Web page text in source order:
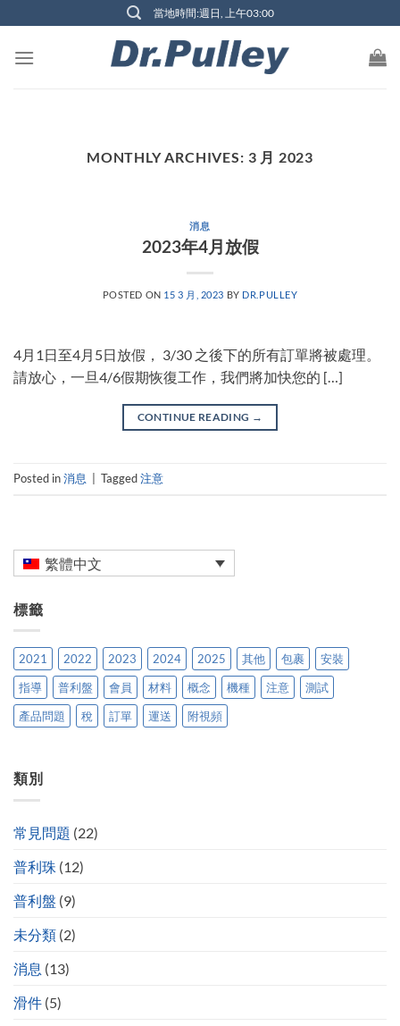
content
當地時間:週日, 上午03:00
MONTHLY ARCHIVES: 3 月 2023
消息
2023年4月放假
POSTED ON 15 3 月, 2023 BY DR.PULLEY
4月1日至4月5日放假， 3/30 之後下的所有訂單將被處理。
請放心，一旦4/6假期恢復工作，我們將加快您的 […]
CONTINUE READING →
Posted in消息 Tagged注意
繁體中文
標籤
2021 2022 2023 2024 2025 其他 包裹
安裝
指導
普利盤 會員 材料 概念 機種 注意
測試
產品問題
稅 訂單 運送 附視頻
類別
常見問題 (22)
普利珠 (12)
普利盤 (9)
未分類 (2)
消息 (13)
滑件 (5)